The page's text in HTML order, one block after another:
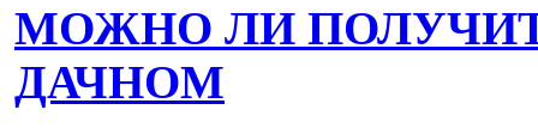
МОЖНО ЛИ
ДАЧНОМ